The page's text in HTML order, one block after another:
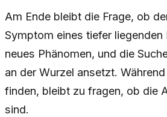
Am Ende bleibt die Frage, ob
Symptom eines tiefer
neues Phänomen, und die
an der Wurzel ansetzt.
finden, bleibt zu fragen, ob die
sind.